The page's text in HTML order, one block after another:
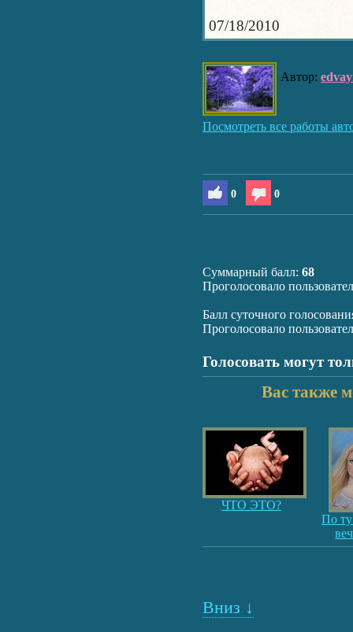
07/18/2010
Автор:
Посмотреть все работы
0 0
Суммарный балл: 68
Проголосовало
Балл суточного
Проголосовало
Голосовать могут
Вас также
ЧТО ЭТО?
По
Вниз ↓